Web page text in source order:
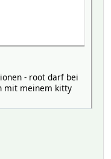
fhem.cfg
configDB
- root darf bei
mit meinem kitty